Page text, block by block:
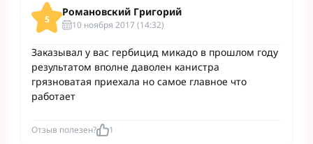
5
Романовский Григорий
10 ноября 2017 (14:32)
Заказывал у вас гербицид микадо в прошлом году
результатом вполне даволен канистра
грязноватая приехала но самое главное что
работает
Отзыв полезен? 1